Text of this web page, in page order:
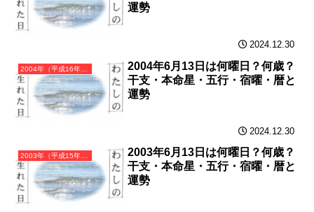
運勢
2024.12.30
2004年（平成16年）甲申（きのえさる）・申年（さる年）カレンダー（月曜はじまり）
2004年6月13日は何曜日？何歳？
干支・本命星・五行・宿曜・暦と
運勢
2024.12.30
2003年（平成15年）癸未（みずのとひつじ）・未年（ひつじ年）カレンダー（月曜はじまり）
2003年6月13日は何曜日？何歳？
干支・本命星・五行・宿曜・暦と
運勢